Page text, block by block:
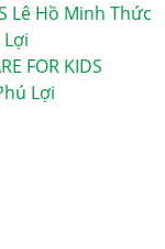
Lê Hồ Minh Thức
FOR KIDS
Lợi